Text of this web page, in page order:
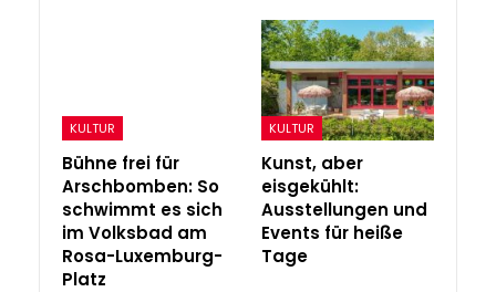
KULTUR
Bühne frei für
Arschbomben: So
schwimmt es sich
im Volksbad am
Rosa-Luxemburg-
Platz
KULTUR
Kunst, aber
eisgekühlt:
Ausstellungen und
Events für heiße
Tage